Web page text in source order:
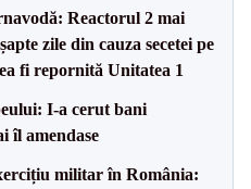
Reactorul 2 mai
zile din cauza secetei pe
fi repornită Unitatea 1
I-a cerut bani
îl amendase
militar în România: